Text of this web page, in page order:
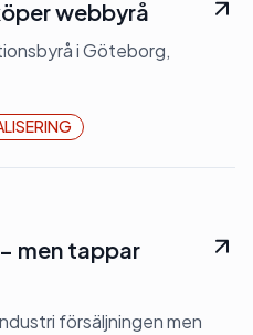
webbyrå
i Göteborg,
men tappar
försäljningen men